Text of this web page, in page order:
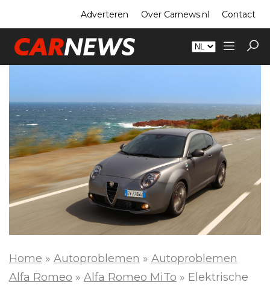
Adverteren Over Carnews.nl Contact
Home » Autoproblemen » Autoproblemen
Alfa Romeo » Alfa Romeo MiTo » Elektrische